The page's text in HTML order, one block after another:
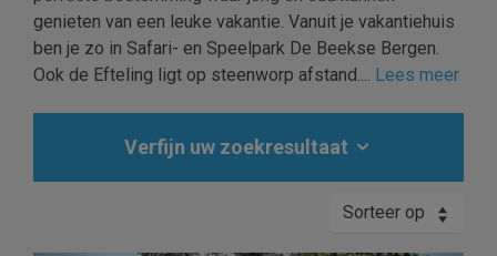
genieten van een leuke vakantie. Vanuit je vakantiehuis
ben je zo in Safari- en Speelpark De Beekse Bergen.
Ook de Efteling ligt op steenworp afstand.... Lees meer
Verfijn uw zoekresultaat
Sorteer op